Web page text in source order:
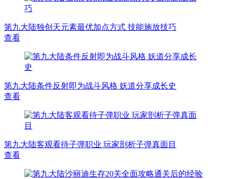
第九大陆独创天元素最优加点方式 技能施放技巧
查看
第九大陆条件反射即为战斗风格 妖道分享成长史
查看
第九大陆客观看待子弹职业 玩家剖析子弹真面目
查看